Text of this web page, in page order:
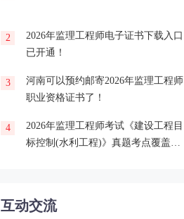
2
2026年监理工程师电子证书下载入口
已开通！
3
河南可以预约邮寄2026年监理工程师
职业资格证书了！
4
2026年监理工程师考试《建设工程目
标控制(水利工程)》真题考点覆盖情
互动交流